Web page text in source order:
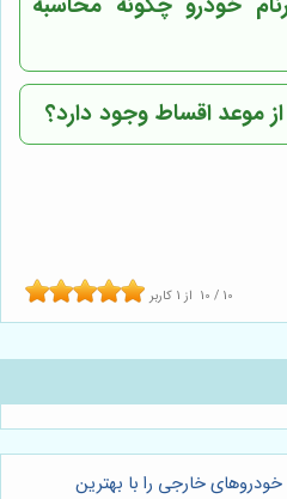
موعد اقساط وجود دارد؟
10 / 10 از 1 کاربر
خارجی را با بهترین